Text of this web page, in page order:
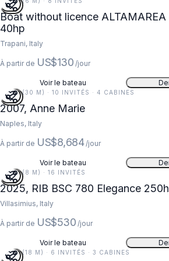
Boat without licence ALTAMAREA WAVE 20, 40CV
40hp
Trapani, Italy
À partir de US$130 /jour
Voir le bateau
97 FT (30 M) · 10 INVITÉS · 4 CABINES
2007, Anne Marie
Naples, Italy
À partir de US$8,684 /jour
Voir le bateau
26 FT (8 M) · 16 INVITÉS
2025, RIB BSC 780 Elegance
Villasimius, Italy
À partir de US$530 /jour
Voir le bateau
59 FT (18 M) · 6 INVITÉS · 3 CABINES